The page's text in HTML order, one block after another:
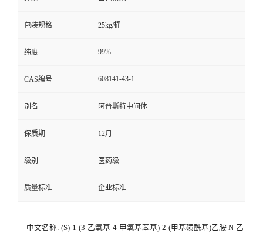
包装规格 25kg/桶
纯度 99%
CAS编号 608141-43-1
别名 阿普斯特中间体
保质期 12月
级别 医药级
质量标准 企业标准
中文名称: (S)-1-(3-乙氧基-4-甲氧基苯基)-2-(甲基磺酰基)乙胺 N-乙